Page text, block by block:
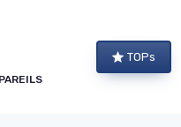
TOPs